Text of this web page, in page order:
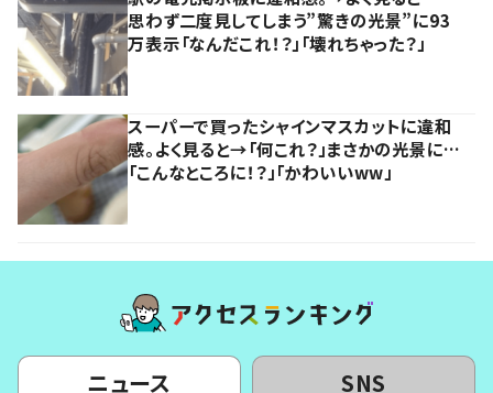
思わず二度見してしまう”驚きの光景”に93
万表示「なんだこれ！？」「壊れちゃった？」
スーパーで買ったシャインマスカットに違和
感。よく見ると→「何これ？」まさかの光景に…
「こんなところに！？」「かわいいww」
ニュース SNS